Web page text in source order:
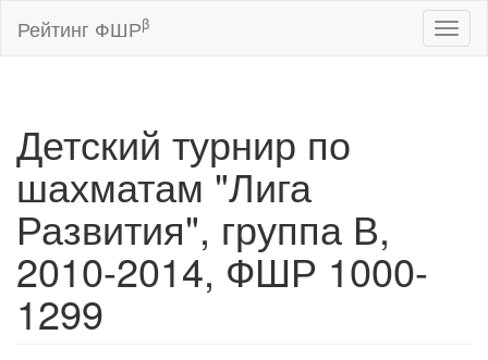
Рейтинг ФШРβ
Детский турнир по
шахматам "Лига
Развития", группа В,
2010-2014, ФШР 1000-
1299